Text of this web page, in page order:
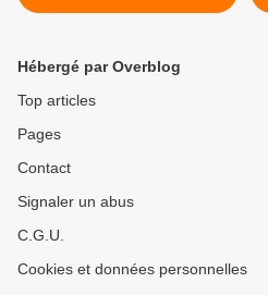
Hébergé par Overblog
Top articles
Pages
Contact
Signaler un abus
C.G.U.
Cookies et données personnelles